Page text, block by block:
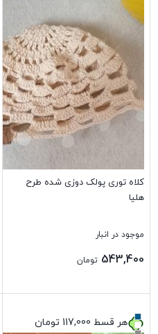
کلاه توری پولک دوزی شده طرح
هلیا
موجود در انبار
543,400 تومان
هر قسط 117,000 تومان